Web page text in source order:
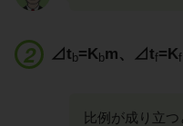
⊿t b=K bm、⊿tf=Kf
比例が成り立